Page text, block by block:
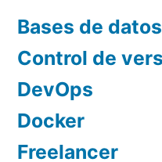
Bases de datos
Control de
DevOps
Docker
Freelancer